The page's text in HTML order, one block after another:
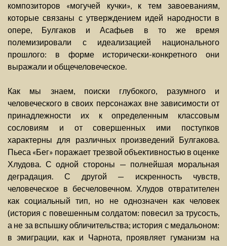
композиторов «могучей кучки», к тем завоеваниям,
которые связаны с утверждением идей народности в
опере, Булгаков и Асафьев в то же время
полемизировали с идеализацией национального
прошлого: в форме исторически-конкретного они
выражали и общечеловеческое.
Как мы знаем, поиски глубокого, разумного и
человеческого в своих персонажах вне зависимости от
принадлежности их к определенным классовым
сословиям и от совершенных ими поступков
характерны для различных произведений Булгакова.
Пьеса «Бег» поражает трезвой объективностью в оценке
Хлудова. С одной стороны — полнейшая моральная
деградация. С другой — искренность чувств,
человеческое в бесчеловечном. Хлудов отвратителен
как социальный тип, но не однозначен как человек
(история с повешенным солдатом: повесил за трусость,
а не за вспышку обличительства; история с медальоном:
в эмиграции, как и Чарнота, проявляет гуманизм на